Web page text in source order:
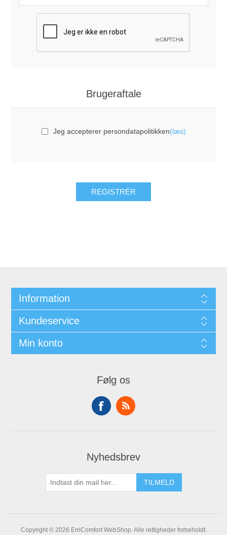
Brugeraftale
Jeg accepterer persondatapolitikken(læs)
Information
Kundeservice
Min konto
Følg os
Nyhedsbrev
Copyright © 2026 ErriComfort WebShop. Alle rettigheder forbeholdt.